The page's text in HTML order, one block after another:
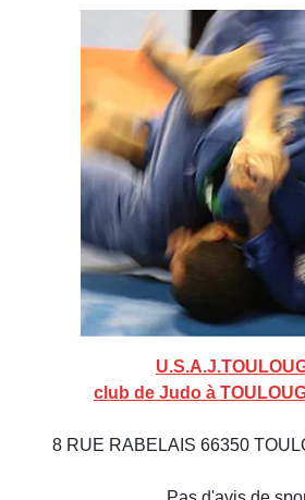
club de Judo à
8 RUE RABELAIS 66350